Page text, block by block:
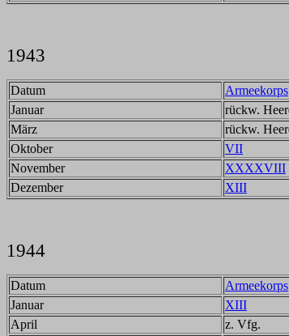
1943
Datum Armeekorps
Januar
rückw.
März
rückw.
Oktober
VII
November
XXXXVIII
Dezember
XIII
1944
Datum Armeekorps
Januar
XIII
April
z. Vfg.